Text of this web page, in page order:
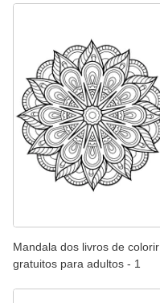
Mandala dos livros de colorir
gratuitos para adultos - 1